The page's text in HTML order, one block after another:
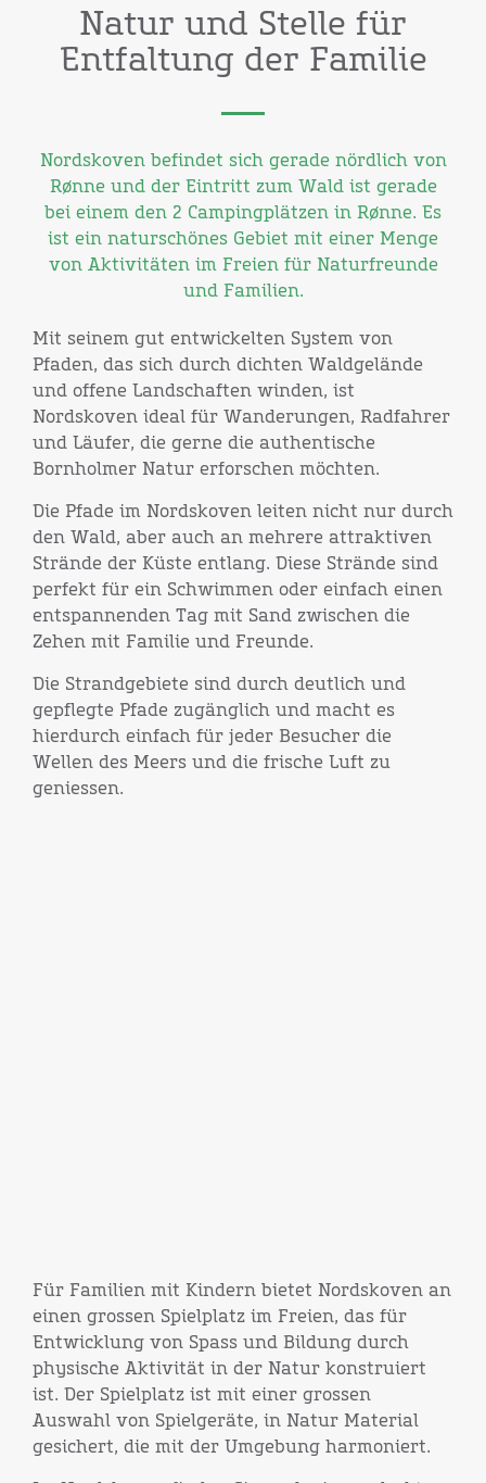
Natur und Stelle für
Entfaltung der Familie
Nordskoven befindet sich gerade nördlich von
Rønne und der Eintritt zum Wald ist gerade
bei einem den 2 Campingplätzen in Rønne. Es
ist ein naturschönes Gebiet mit einer Menge
von Aktivitäten im Freien für Naturfreunde
und Familien.
Mit seinem gut entwickelten System von
Pfaden, das sich durch dichten Waldgelände
und offene Landschaften winden, ist
Nordskoven ideal für Wanderungen, Radfahrer
und Läufer, die gerne die authentische
Bornholmer Natur erforschen möchten.
Die Pfade im Nordskoven leiten nicht nur durch
den Wald, aber auch an mehrere attraktiven
Strände der Küste entlang. Diese Strände sind
perfekt für ein Schwimmen oder einfach einen
entspannenden Tag mit Sand zwischen die
Zehen mit Familie und Freunde.
Die Strandgebiete sind durch deutlich und
gepflegte Pfade zugänglich und macht es
hierdurch einfach für jeder Besucher die
Wellen des Meers und die frische Luft zu
geniessen.
Für Familien mit Kindern bietet Nordskoven an
einen grossen Spielplatz im Freien, das für
Entwicklung von Spass und Bildung durch
physische Aktivität in der Natur konstruiert
ist. Der Spielplatz ist mit einer grossen
Auswahl von Spielgeräte, in Natur Material
gesichert, die mit der Umgebung harmoniert.